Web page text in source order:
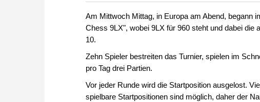
Am Mittwoch Mittag, in Europa am Abend, begann
Chess 9LX", wobei 9LX für 960 steht und dabei die
10.
Zehn Spieler bestreiten das Turnier, spielen im
pro Tag drei Partien.
Vor jeder Runde wird die Startposition ausgelost.
spielbare Startpositionen sind möglich, daher der